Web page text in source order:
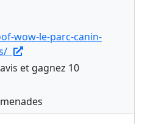
wow-le-parc-canin-
et gagnez 10